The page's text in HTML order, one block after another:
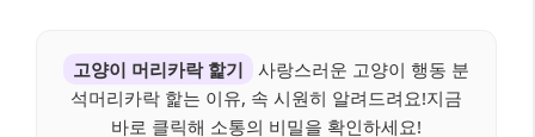
고양이 머리카락 핥기
사랑스러운 고양이 행동 분
석머리카락 핥는 이유, 속 시원히 알려드려요!지금
바로 클릭해 소통의 비밀을 확인하세요!